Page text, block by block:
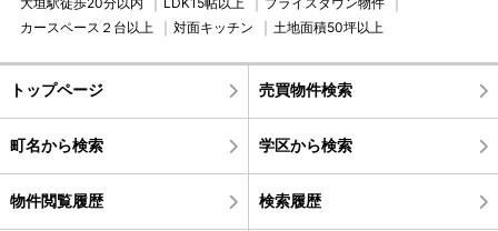
カースペース２台以上
対面キッチン 土地面積50坪以上
トップページ 売買物件検索
町名から検索 学区から検索
物件閲覧履歴 検索履歴